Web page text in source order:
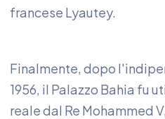
francese Lyautey.
Finalmente, dopo
1956, il Palazzo Bahia fu
reale dal Re Mohammed